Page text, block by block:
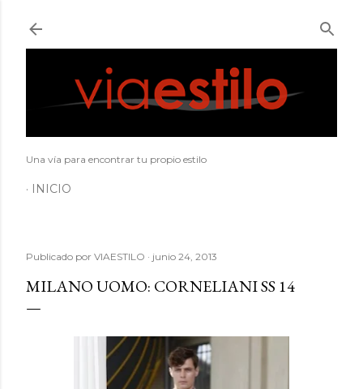
Una vía para encontrar tu propio estilo
INICIO
Publicado por VIAESTILO junio 24, 2013
MILANO UOMO: CORNELIANI SS 14